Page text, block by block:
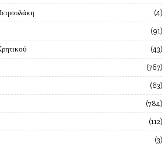
4
91
43
767
63
784
112
3